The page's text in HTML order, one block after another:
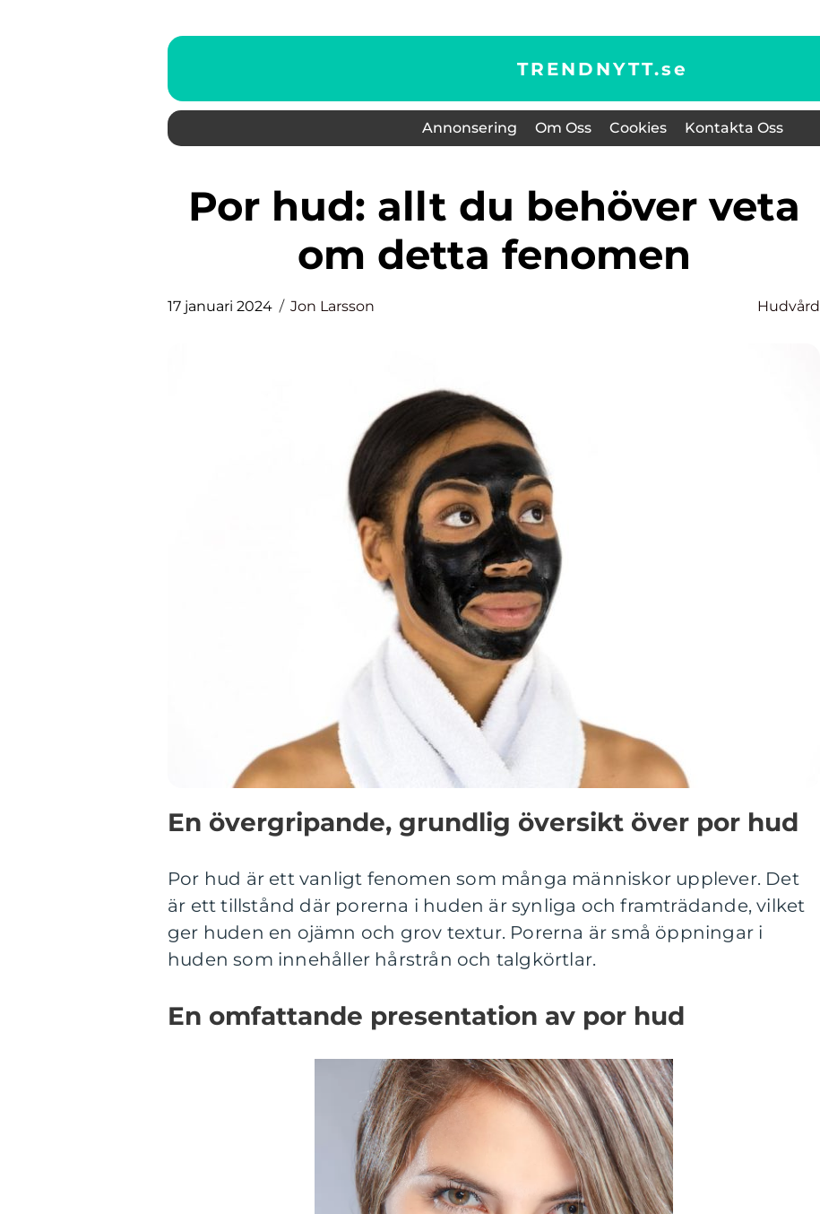
TRENDNYTT.se
Annonsering Om Oss Cookies Kontakta Oss
Por hud: allt du behöver veta
om detta fenomen
17 januari 2024 Jon Larsson Hudvård
En övergripande, grundlig översikt över por hud
Por hud är ett vanligt fenomen som många människor upplever. Det
är ett tillstånd där porerna i huden är synliga och framträdande, vilket
ger huden en ojämn och grov textur. Porerna är små öppningar i
huden som innehåller hårstrån och talgkörtlar.
En omfattande presentation av por hud